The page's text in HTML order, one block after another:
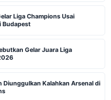
Liga Champions Usai
Budapest
Gelar Juara Liga
Diunggulkan Kalahkan Arsenal di